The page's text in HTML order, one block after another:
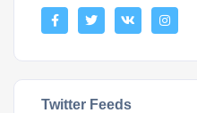
Twitter Feeds